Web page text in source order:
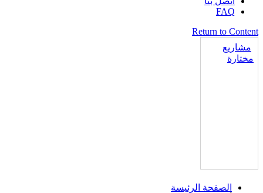
FAQ
Return to Content
مشاريع
مختارة
الصفحة الرئيسة